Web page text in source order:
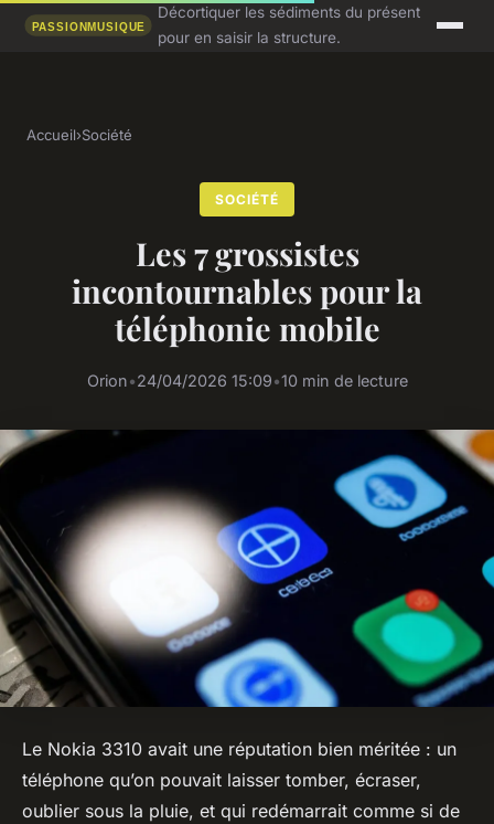
Décortiquer les sédiments du présent
pour en saisir la structure.
Accueil›Société
SOCIÉTÉ
Les 7 grossistes
incontournables pour la
téléphonie mobile
Orion•24/04/2026 15:09•10 min de lecture
Le Nokia 3310 avait une réputation bien méritée : un
téléphone qu’on pouvait laisser tomber, écraser,
oublier sous la pluie, et qui redémarrait comme si de